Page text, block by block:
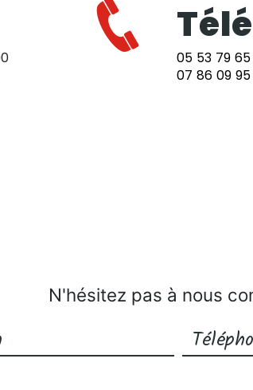
05 53 79
07 86 09
N'hésitez pas à nous